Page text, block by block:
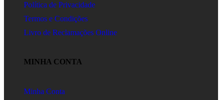
Política de Privacidade
Termos e Condições
Livro de Reclamações Online
MINHA CONTA
Minha Conta